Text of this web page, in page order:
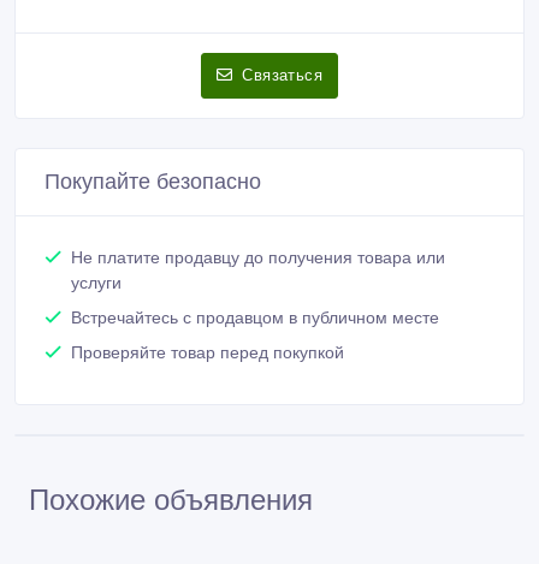
Связаться
Покупайте безопасно
Не платите продавцу до получения товара или
услуги
Встречайтесь с продавцом в публичном месте
Проверяйте товар перед покупкой
Похожие объявления